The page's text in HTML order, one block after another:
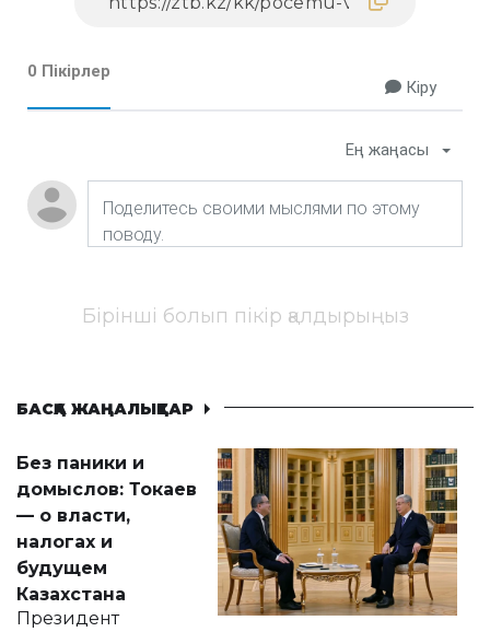
0 Пікірлер
Кіру
Ең жаңасы
Бірінші болып пікір қалдырыңыз
БАСҚА ЖАҢАЛЫҚТАР
Без паники и
домыслов: Токаев
— о власти,
налогах и
будущем
Казахстана
Президент